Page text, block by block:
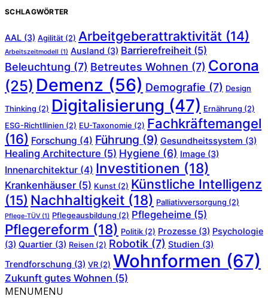
SCHLAGWÖRTER
AAL (3) Agilität (2) Arbeitgeberattraktivität (14)
Arbeitszeitmodell (1) Ausland (3) Barrierefreiheit (5)
Beleuchtung (7) Betreutes Wohnen (7) Corona
(25) Demenz (56) Demografie (7) Design
Thinking (2) Digitalisierung (47) Ernährung (2)
ESG-Richtllinien (2) EU-Taxonomie (2) Fachkräftemangel
(16) Forschung (4) Führung (9) Gesundheitssystem (3)
Healing Architecture (5) Hygiene (6) Image (3)
Innenarchitektur (4) Investitionen (18)
Krankenhäuser (5) Kunst (2) Künstliche Intelligenz
(15) Nachhaltigkeit (18) Palliativversorgung (2)
Pflege-TÜV (1) Pflegeausbildung (2) Pflegeheime (5)
Pflegereform (18) Politik (2) Prozesse (3) Psychologie
(3) Quartier (3) Reisen (2) Robotik (7) Studien (3)
Trendforschung (3) VR (2) Wohnformen (67)
Zukunft gutes Wohnen (5)
MENUMENU